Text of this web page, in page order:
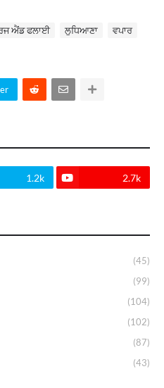
ਐਂਡ ਫਲਾਈ ਲੁਧਿਆਣਾ
ਵਪਾਰ
1.2k 2.7k
(45)
(99)
(104)
(102)
(87)
(43)